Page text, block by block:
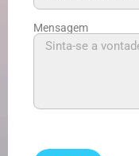
Mensagem